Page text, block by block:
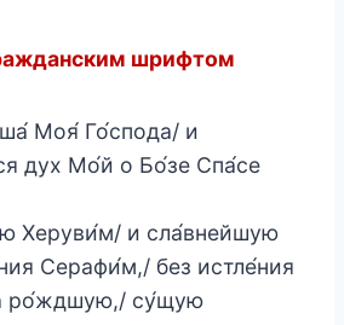
шрифтом
Моя́ Го́спода/ и
дух Мо́й о Бо́зе Спа́се
Херуви́м/ и сла́внейшую
Серафи́м,/ без истле́ния
ро́ждшую,/ су́щую